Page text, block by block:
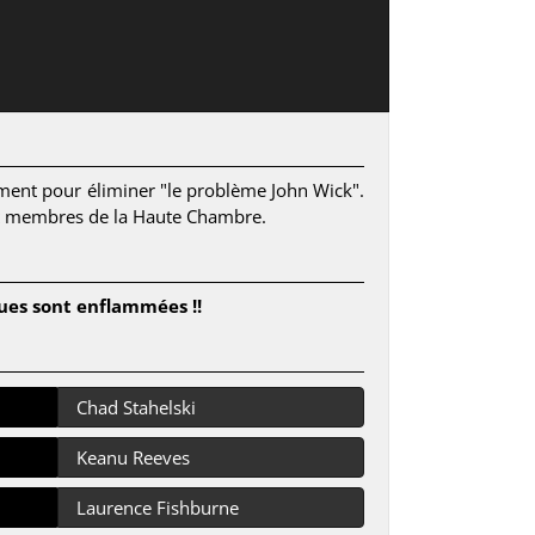
pour éliminer "le problème John Wick".
de la Haute Chambre.
sont enflammées !!
Chad Stahelski
Keanu Reeves
Laurence Fishburne